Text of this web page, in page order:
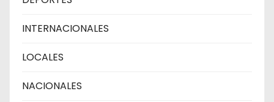
INTERNACIONALES
LOCALES
NACIONALES